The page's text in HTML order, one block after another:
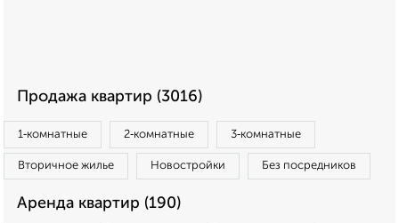
Продажа квартир (3016)
1‑комнатные 2‑комнатные 3‑комнатные
Вторичное жилье Новостройки Без посредников
Аренда квартир (190)